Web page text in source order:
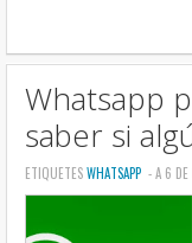
Whatsapp
saber si
ETIQUETESWHATSAPP - A 6 DE